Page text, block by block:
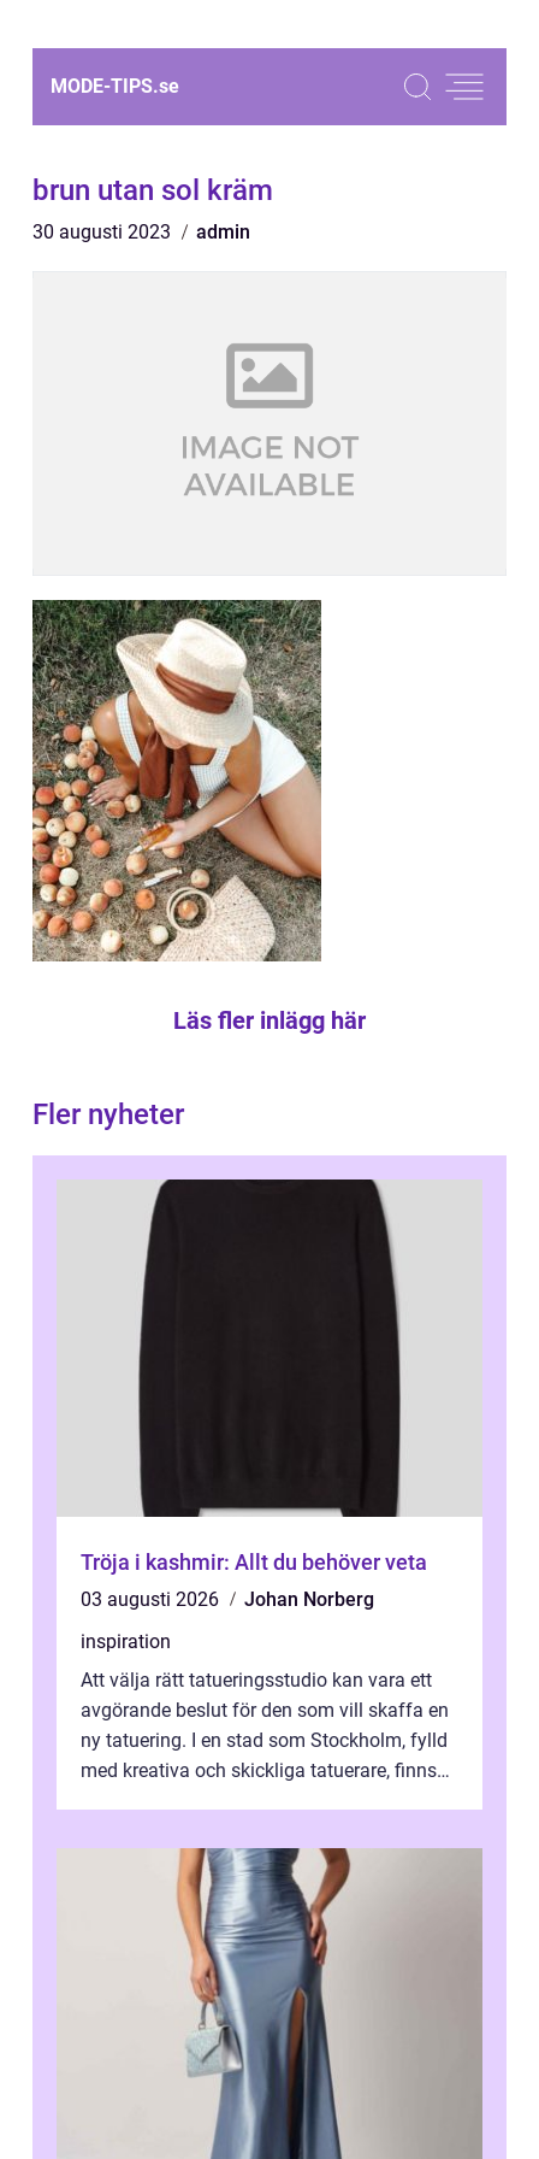
MODE-TIPS.se
brun utan sol kräm
30 augusti 2023 admin
Läs fler inlägg här
Fler nyheter
Tröja i kashmir: Allt du behöver veta
03 augusti 2026
Johan Norberg
inspiration
Att välja rätt tatueringsstudio kan vara ett
avgörande beslut för den som vill skaffa en
ny tatuering. I en stad som Stockholm, fylld
med kreativa och skickliga tatuerare, finns